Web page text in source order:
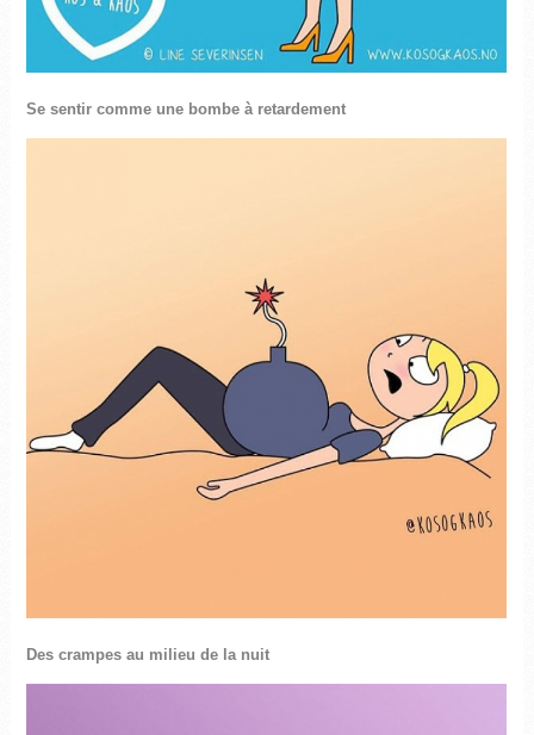
Se sentir comme une bombe à retardement
Des crampes au milieu de la nuit